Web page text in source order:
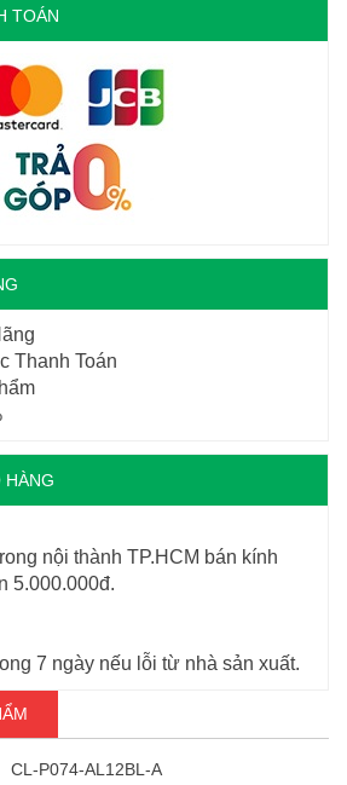
TOÁN
Thanh Toán
HÀNG
nội thành TP.HCM bán kính
5.000.000đ.
7 ngày nếu lỗi từ nhà sản xuất.
CL-P074-AL12BL-A